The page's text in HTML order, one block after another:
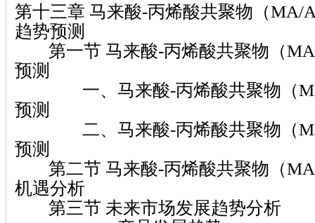
第十三章 马来酸-丙烯酸共聚物（MA/
趋势预测
第一节 马来酸-丙烯酸共聚物（
预测
一、马来酸-丙烯酸共聚物（
预测
二、马来酸-丙烯酸共聚物（
预测
第二节 马来酸-丙烯酸共聚物（
机遇分析
第三节 未来市场发展趋势分析